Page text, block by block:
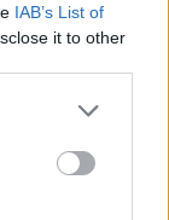
IAB’s List of
it to other